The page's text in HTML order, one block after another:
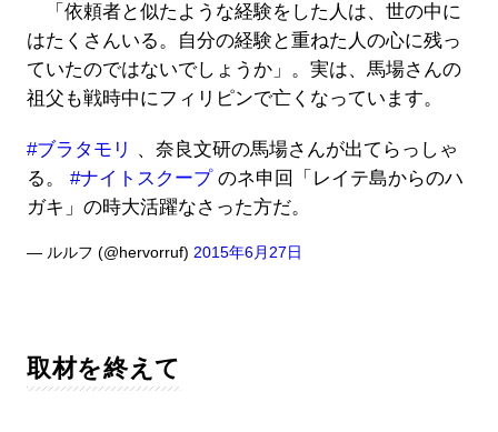
「依頼者と似たような経験をした人は、世の中に
はたくさんいる。自分の経験と重ねた人の心に残っ
ていたのではないでしょうか」。実は、馬場さんの
祖父も戦時中にフィリピンで亡くなっています。
#ブラタモリ 、奈良文研の馬場さんが出てらっしゃ
る。 #ナイトスクープのネ申回「レイテ島からのハ
ガキ」の時大活躍なさった方だ。
— ルルフ (@hervorruf) 2015年6月27日
取材を終えて